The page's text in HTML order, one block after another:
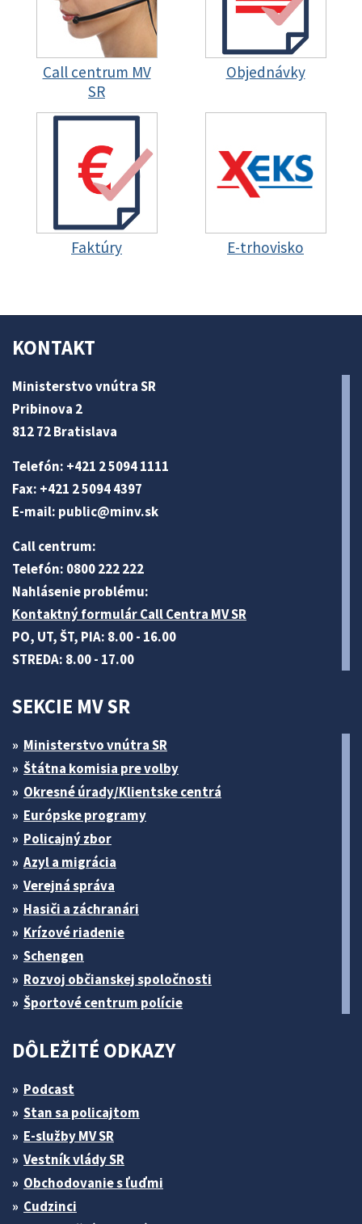
Call centrum MV
SR
Objednávky
Faktúry E-trhovisko
KONTAKT
Ministerstvo vnútra SR
Pribinova 2
812 72 Bratislava
Telefón: +421 2 5094 1111
Fax: +421 2 5094 4397
E-mail: public@minv.sk
Call centrum:
Telefón: 0800 222 222
Nahlásenie problému:
Kontaktný formulár Call Centra MV SR
PO, UT, ŠT, PIA: 8.00 - 16.00
STREDA: 8.00 - 17.00
SEKCIE MV SR
Ministerstvo vnútra SR
Štátna komisia pre volby
Okresné úrady/Klientske centrá
Európske programy
Policajný zbor
Azyl a migrácia
Verejná správa
Hasiči a záchranári
Krízové riadenie
Schengen
Rozvoj občianskej spoločnosti
Športové centrum polície
DÔLEŽITÉ ODKAZY
Podcast
Stan sa policajtom
E-služby MV SR
Vestník vlády SR
Obchodovanie s ľuďmi
Cudzinci